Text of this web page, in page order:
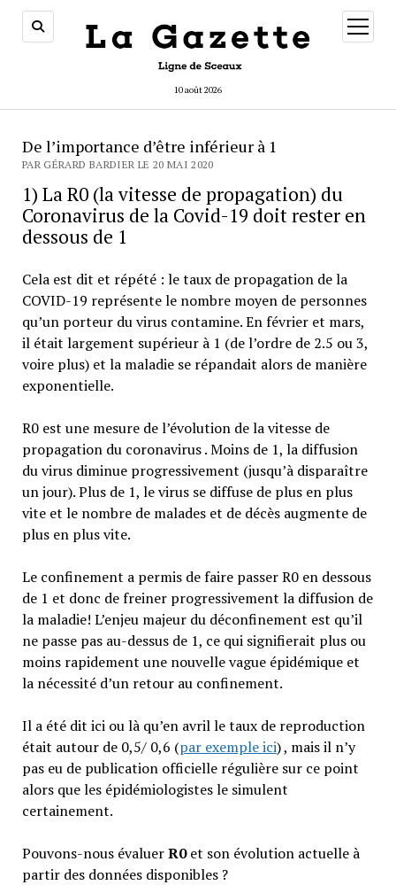
10 août 2026
ouvrir
menu
De l’importance d’être inférieur à 1
PAR GÉRARD BARDIER LE 20 MAI 2020
1) La R0 (la vitesse de propagation) du
Coronavirus de la Covid-19 doit rester en
dessous de 1
Cela est dit et répété : le taux de propagation de la
COVID-19 représente le nombre moyen de personnes
qu’un porteur du virus contamine. En février et mars,
il était largement supérieur à 1 (de l’ordre de 2.5 ou 3,
voire plus) et la maladie se répandait alors de manière
exponentielle.
R0 est une mesure de l’évolution de la vitesse de
propagation du coronavirus . Moins de 1, la diffusion
du virus diminue progressivement (jusqu’à disparaître
un jour). Plus de 1, le virus se diffuse de plus en plus
vite et le nombre de malades et de décès augmente de
plus en plus vite.
Le confinement a permis de faire passer R0 en dessous
de 1 et donc de freiner progressivement la diffusion de
la maladie! L’enjeu majeur du déconfinement est qu’il
ne passe pas au-dessus de 1, ce qui signifierait plus ou
moins rapidement une nouvelle vague épidémique et
la nécessité d’un retour au confinement.
Il a été dit ici ou là qu’en avril le taux de reproduction
était autour de 0,5/ 0,6 (par exemple ici) , mais il n’y
pas eu de publication officielle régulière sur ce point
alors que les épidémiologistes le simulent
certainement.
Pouvons-nous évaluerR0et son évolution actuelle à
partir des données disponibles ?